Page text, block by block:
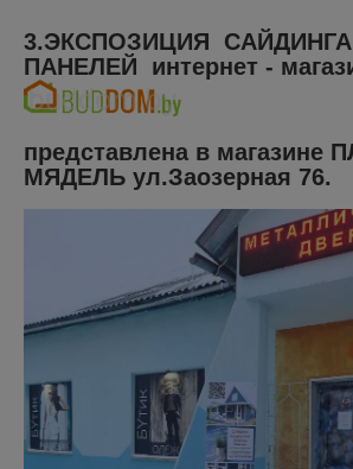
3.ЭКСПОЗИЦИЯ
ПАНЕЛЕЙ интернет -
представлена в магазине
МЯДЕЛЬ ул.Заозерная 76.